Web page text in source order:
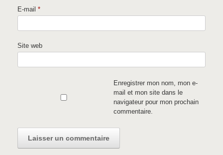
E-mail *
Site web
Enregistrer mon nom, mon e-
mail et mon site dans le
navigateur pour mon prochain
commentaire.